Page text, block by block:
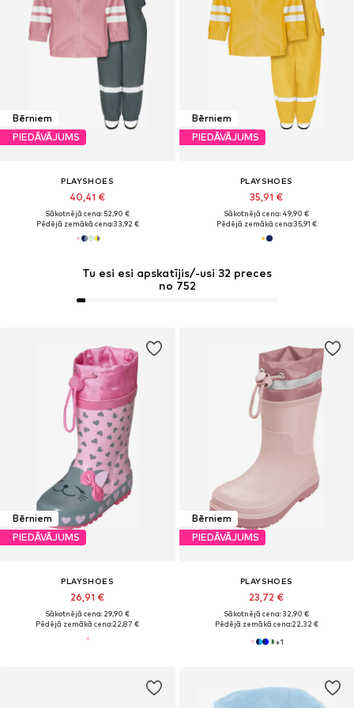
Tu esi esi apskatījis/-usi 32 preces
no 752
Bērniem
PIEDĀVĀJUMS
PLAYSHOES
40,41 €
Sākotnējā cena: 52,90 €
Pēdējā zemākā cena:33,92 €
Bērniem
PIEDĀVĀJUMS
PLAYSHOES
35,91 €
Sākotnējā cena: 49,90 €
Pēdējā zemākā cena:35,91 €
Bērniem
PIEDĀVĀJUMS
PLAYSHOES
26,91 €
Sākotnējā cena: 29,90 €
Pēdējā zemākā cena:22,87 €
Bērniem
PIEDĀVĀJUMS
PLAYSHOES
23,72 €
Sākotnējā cena: 32,90 €
Pēdējā zemākā cena:22,32 €
+1